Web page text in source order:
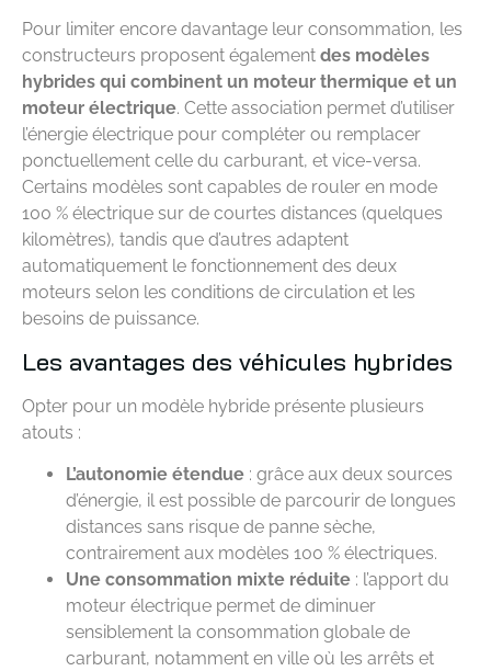
Pour limiter encore davantage leur consommation, les
constructeurs proposent également des modèles
hybrides qui combinent un moteur thermique et un
moteur électrique. Cette association permet d’utiliser
l’énergie électrique pour compléter ou remplacer
ponctuellement celle du carburant, et vice-versa.
Certains modèles sont capables de rouler en mode
100 % électrique sur de courtes distances (quelques
kilomètres), tandis que d’autres adaptent
automatiquement le fonctionnement des deux
moteurs selon les conditions de circulation et les
besoins de puissance.
Les avantages des véhicules hybrides
Opter pour un modèle hybride présente plusieurs
atouts :
L’autonomie étendue : grâce aux deux sources
d’énergie, il est possible de parcourir de longues
distances sans risque de panne sèche,
contrairement aux modèles 100 % électriques.
Une consommation mixte réduite : l’apport du
moteur électrique permet de diminuer
sensiblement la consommation globale de
carburant, notamment en ville où les arrêts et